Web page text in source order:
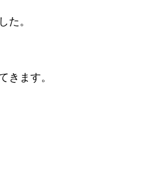
た。
きます。